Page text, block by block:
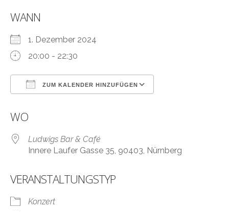
WANN
1. Dezember 2024
20:00 - 22:30
ZUM KALENDER HINZUFÜGEN
WO
Ludwigs Bar & Café
Innere Laufer Gasse 35, 90403, Nürnberg
VERANSTALTUNGSTYP
Konzert